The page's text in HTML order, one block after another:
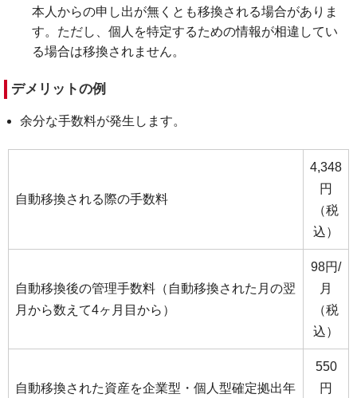
本人からの申し出が無くとも移換される場合がありま
す。ただし、個人を特定するための情報が相違してい
る場合は移換されません。
デメリットの例
余分な手数料が発生します。
自動移換される際の手数料
4,348
円
（税
込）
自動移換後の管理手数料（自動移換された月の翌
月から数えて4ヶ月目から）
98円/
月
（税
込）
自動移換された資産を企業型・個人型確定拠出年
550
円